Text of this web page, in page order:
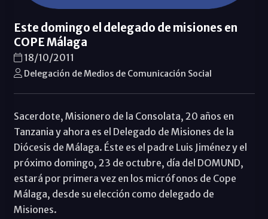
Este domingo el delegado de misiones en
COPE Málaga
18/10/2011
Delegación de Medios de Comunicación Social
Sacerdote, Misionero de la Consolata, 20 años en
Tanzania y ahora es el Delegado de Misiones de la
Diócesis de Málaga. Éste es el padre Luis Jiménez y el
próximo domingo, 23 de octubre, día del DOMUND,
estará por primera vez en los micrófonos de Cope
Málaga, desde su elección como delegado de
Misiones.